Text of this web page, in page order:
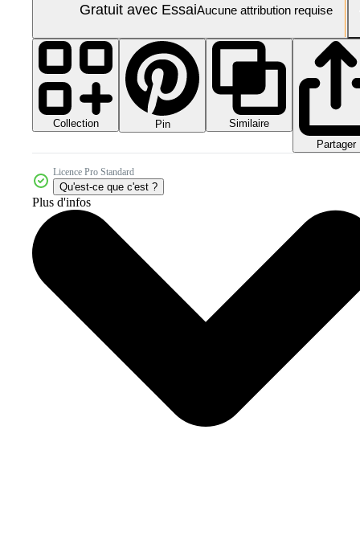
Gratuit avec EssaiAucune attribution requise
Collection Pin
Similaire
Partager
Licence Pro Standard
Qu'est-ce que c'est ?
Plus d'infos